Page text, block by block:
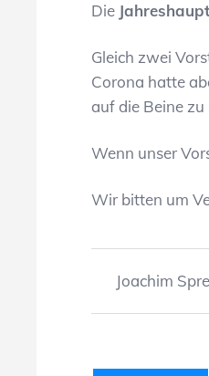
Die
Gleich zwei
Corona hatte
auf die Beine zu
Wenn unser
Wir bitten um
Joachim